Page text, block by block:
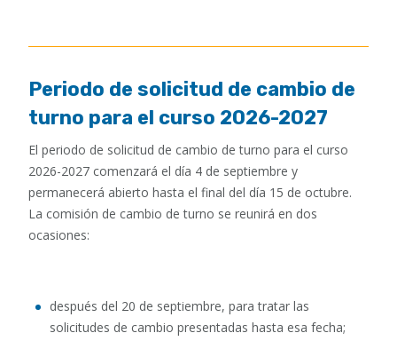
Periodo de solicitud de cambio de
turno para el curso 2026-2027
El periodo de solicitud de cambio de turno para el curso
2026-2027 comenzará el día 4 de septiembre y
permanecerá abierto hasta el final del día 15 de octubre.
La comisión de cambio de turno se reunirá en dos
ocasiones:
después del 20 de septiembre, para tratar las
solicitudes de cambio presentadas hasta esa fecha;